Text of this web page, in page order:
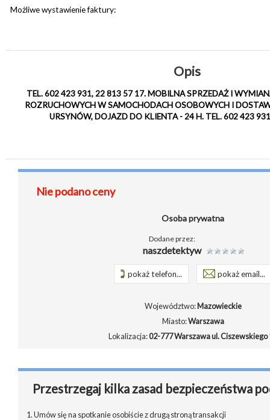
Możliwe wystawienie faktury:
Opis
TEL. 602 423 931, 22 813 57 17. MOBILNA SPRZEDAŻ I
ROZRUCHOWYCH W SAMOCHODACH OSOBOWYCH I
URSYNÓW, DOJAZD DO KLIENTA - 24 H. TEL. 602 423
Nie podano ceny
Osoba prywatna
Dodane przez:
naszdetektyw
pokaż telefon... pokaż email...
Województwo:Mazowieckie
Miasto:Warszawa
Lokalizacja:02-777 Warszawa ul. Ciszewskiego
Przestrzegaj kilka zasad bezpieczeństwa
1. Umów się na spotkanie osobiście z drugą stroną transakcji